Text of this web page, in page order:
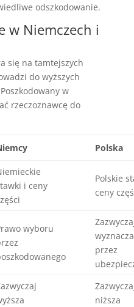
odszkodowanie.
w Niemczech i
się na tamtejszych
do wyższych
w
rzeczoznawcę do
Polska
i ceny
Polskie
ceny
wyboru
przez
niższa